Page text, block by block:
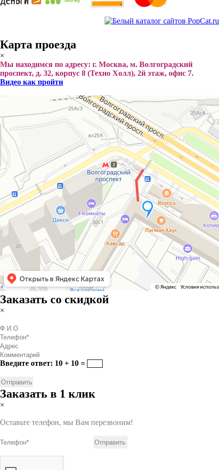
Карта проезда
×
Мы находимся по адресу: г. Москва, м. Волгоградский
проспект, д. 32, корпус 8 (Техно Холл), 2й этаж, офис 7.
Видео как пройти
Заказать со скидкой
×
Введите ответ: 10 + 10 =
Заказать в 1 клик
×
Оставьте телефон, мы Вам перезвоним!